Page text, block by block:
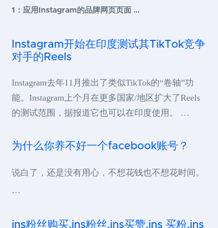
1：应用Instagram的品牌网页页面 …
Instagram开始在印度测试其TikTok竞争
对手的Reels
Instagram去年11月推出了类似TikTok的“卷轴”功
能。Instagram上个月在更多国家/地区扩大了Reels
的测试范围，据报道它也可以在印度使用。 …
为什么你养不好一个facebook账号？
说白了，还是没有用心，不想花钱也不想花时间。
…
ins粉丝购买,ins粉丝,ins买赞,ins 买粉,ins